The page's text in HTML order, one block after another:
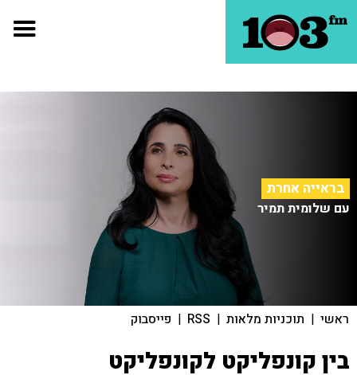
בראייה אחרת
עם שלומית תמיר
ראשי | תוכניות מלאות |
RSS
| פייסבוק
בין קונפליקט לקונפליקט